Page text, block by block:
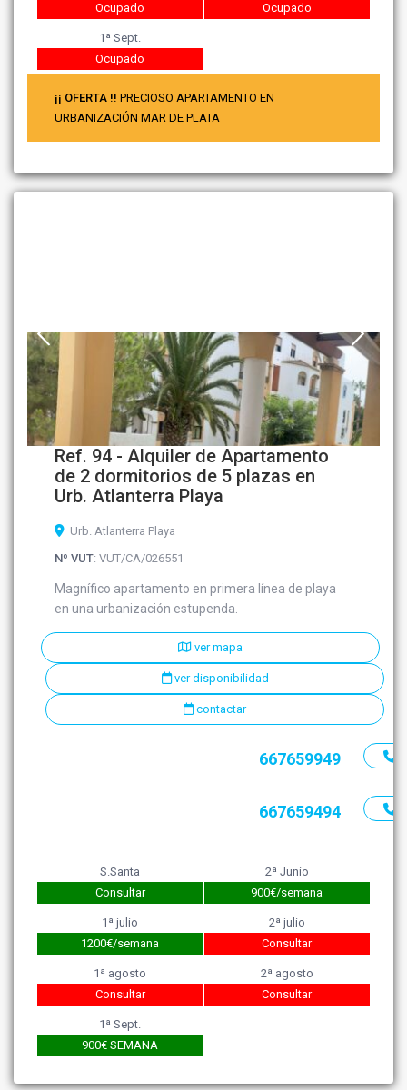
Ocupado
Ocupado
1ª Sept.
Ocupado
¡¡ OFERTA !! PRECIOSO APARTAMENTO EN
URBANIZACIÓN MAR DE PLATA
Ref. 94 - Alquiler de Apartamento
de 2 dormitorios de 5 plazas en
Urb. Atlanterra Playa
Urb. Atlanterra Playa
Nº VUT: VUT/CA/026551
Magnífico apartamento en primera línea de playa
en una urbanización estupenda.
ver mapa
ver disponibilidad
contactar
667659949
667659494
S.Santa
Consultar
2ª Junio
900€/semana
1ª julio
1200€/semana
2ª julio
Consultar
1ª agosto
Consultar
2ª agosto
Consultar
1ª Sept.
900€ SEMANA